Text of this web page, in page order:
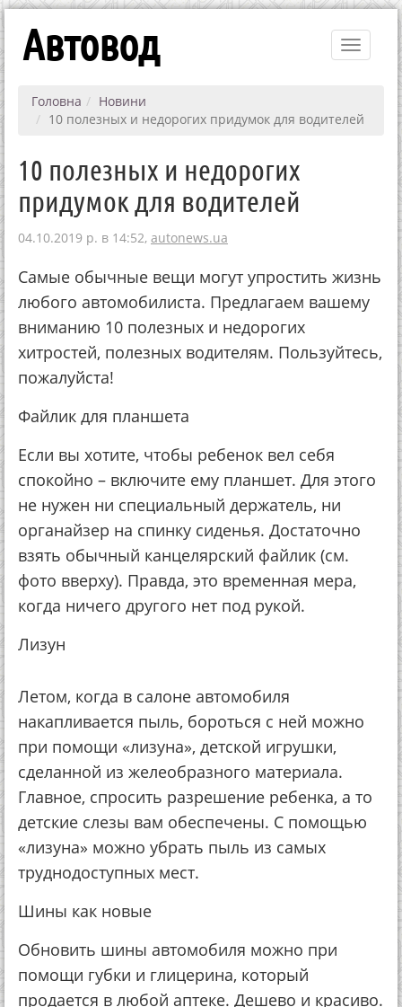
Toggle
Автовод
Головна
Новини
10 полезных и недорогих придумок для водителей
10 полезных и недорогих
придумок для водителей
04.10.2019 р. в 14:52, autonews.ua
Самые обычные вещи могут упростить жизнь
любого автомобилиста. Предлагаем вашему
вниманию 10 полезных и недорогих
хитростей, полезных водителям. Пользуйтесь,
пожалуйста!
Файлик для планшета
Если вы хотите, чтобы ребенок вел себя
спокойно – включите ему планшет. Для этого
не нужен ни специальный держатель, ни
органайзер на спинку сиденья. Достаточно
взять обычный канцелярский файлик (см.
фото вверху). Правда, это временная мера,
когда ничего другого нет под рукой.
Лизун
Летом, когда в салоне автомобиля
накапливается пыль, бороться с ней можно
при помощи «лизуна», детской игрушки,
сделанной из желеобразного материала.
Главное, спросить разрешение ребенка, а то
детские слезы вам обеспечены. С помощью
«лизуна» можно убрать пыль из самых
труднодоступных мест.
Шины как новые
Обновить шины автомобиля можно при
помощи губки и глицерина, который
продается в любой аптеке. Дешево и красиво.